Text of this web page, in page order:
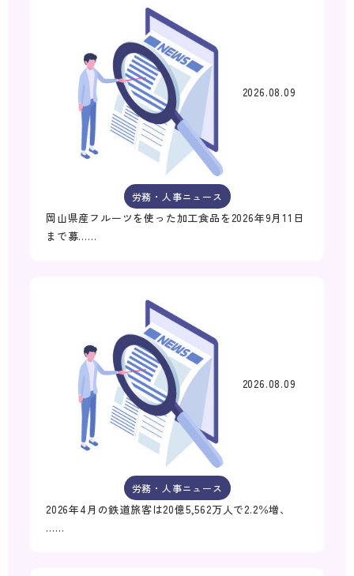
2026.08.09
労務・人事ニュース
岡山県産フルーツを使った加工食品を2026年9月11日
まで募……
2026.08.09
労務・人事ニュース
2026年4月の鉄道旅客は20億5,562万人で2.2％増、
……